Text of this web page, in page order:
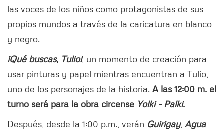
las voces de los niños como protagonistas de sus
propios mundos a través de la caricatura en blanco
y negro.
¡Qué buscas, Tulio!, un momento de creación para
usar pinturas y papel mientras encuentran a Tulio,
uno de los personajes de la historia. A las 12:00 m. el
turno será para la obra circense Yolki - Palki.
Después, desde la 1:00 p.m., verán Guirigay, Agua